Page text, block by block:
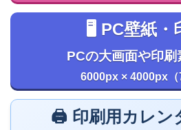
🖥️ PC壁紙・
PCの大画面や印刷
6000px × 4000px（
🖨️ 印刷用カレン